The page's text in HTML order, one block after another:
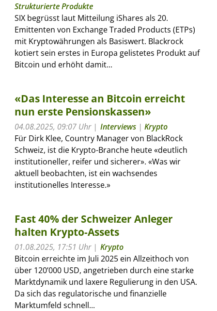
Strukturierte Produkte
SIX begrüsst laut Mitteilung iShares als 20.
Emittenten von Exchange Traded Products (ETPs)
mit Kryptowährungen als Basiswert. Blackrock
kotiert sein erstes in Europa gelistetes Produkt auf
Bitcoin und erhöht damit...
«Das Interesse an Bitcoin erreicht
nun erste Pensionskassen»
04.08.2025, 09:07 Uhr Interviews | Krypto
Für Dirk Klee, Country Manager von BlackRock
Schweiz, ist die Krypto-Branche heute «deutlich
institutioneller, reifer und sicherer». «Was wir
aktuell beobachten, ist ein wachsendes
institutionelles Interesse.»
Fast 40% der Schweizer Anleger
halten Krypto-Assets
01.08.2025, 17:51 Uhr
Krypto
Bitcoin erreichte im Juli 2025 ein Allzeithoch von
über 120’000 USD, angetrieben durch eine starke
Marktdynamik und laxere Regulierung in den USA.
Da sich das regulatorische und finanzielle
Marktumfeld schnell...